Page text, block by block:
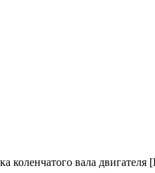
коленчатого вала двигателя